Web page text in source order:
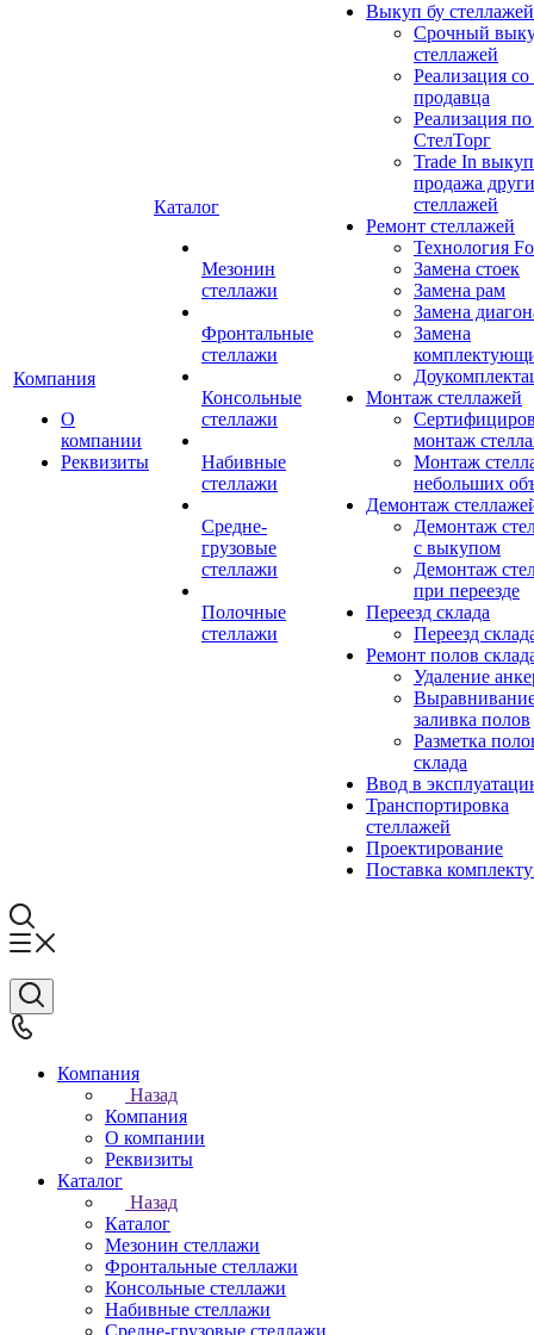
Компания
О
компании
Реквизиты
Каталог
Мезонин
стеллажи
Фронтальные
стеллажи
Консольные
стеллажи
Набивные
стеллажи
Средне-
грузовые
стеллажи
Полочные
стеллажи
Выкуп бу стеллажей
Срочный
стеллажей
Реализация со
продавца
Реализация
СтелТорг
Trade In
продажа
стеллажей
Ремонт стеллажей
Технология
Замена стоек
Замена рам
Замена
Замена
Монтаж стеллажей
монтаж
Монтаж
небольших
Демонтаж
Демонтаж
с выкупом
Демонтаж
при переезде
Переезд склада
Переезд
Ремонт полов
Удаление
заливка полов
Разметка
склада
Ввод в
Транспортировка
стеллажей
Проектирование
Поставка
Компания
Назад
Компания
О компании
Реквизиты
Каталог
Назад
Каталог
Мезонин стеллажи
Фронтальные стеллажи
Консольные стеллажи
Набивные стеллажи
Средне-грузовые стеллажи